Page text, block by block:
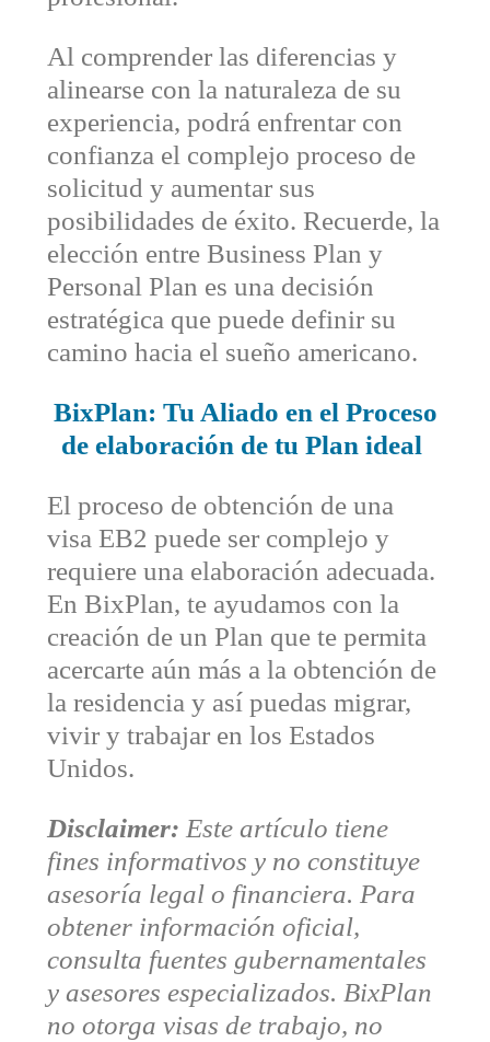
Al comprender las diferencias y
alinearse con la naturaleza de su
experiencia, podrá enfrentar con
confianza el complejo proceso de
solicitud y aumentar sus
posibilidades de éxito. Recuerde, la
elección entre Business Plan y
Personal Plan es una decisión
estratégica que puede definir su
camino hacia el sueño americano.
BixPlan: Tu Aliado en el Proceso
de elaboración de tu Plan ideal
El proceso de obtención de una
visa EB2 puede ser complejo y
requiere una elaboración adecuada.
En BixPlan, te ayudamos con la
creación de un Plan que te permita
acercarte aún más a la obtención de
la residencia y así puedas migrar,
vivir y trabajar en los Estados
Unidos.
Disclaimer: Este artículo tiene
fines informativos y no constituye
asesoría legal o financiera. Para
obtener información oficial,
consulta fuentes gubernamentales
y asesores especializados. BixPlan
no otorga visas de trabajo, no